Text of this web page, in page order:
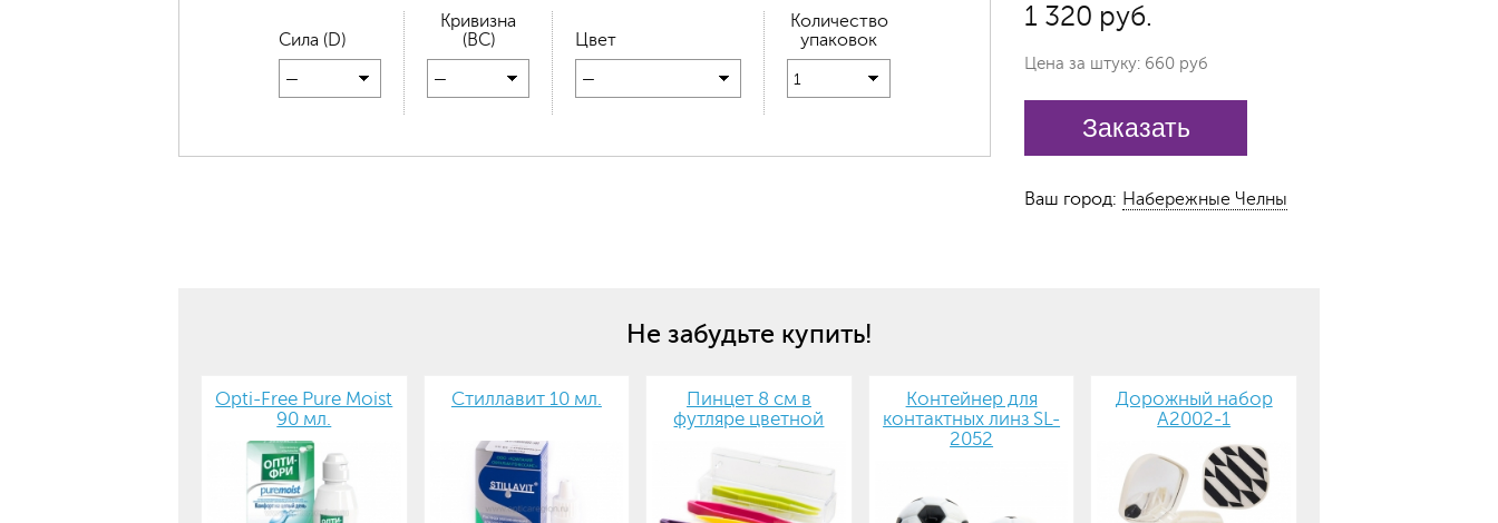
Сила (D)
—
Кривизна
(BC)
—
Цвет
—
Количество
упаковок
1
1 320 руб.
Цена за штуку: 660 руб
Заказать
Ваш город: Набережные Челны
Не забудьте купить!
Opti-Free Pure Moist
90 мл.
Стиллавит 10 мл.
Пинцет 8 см в
футляре цветной
Контейнер для
контактных линз SL-
2052
Дорожный набор
А2002-1